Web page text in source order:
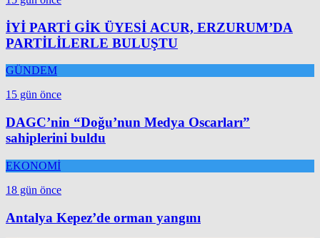
İYİ PARTİ GİK ÜYESİ ACUR, ERZURUM’DA
PARTİLİLERLE BULUŞTU
GÜNDEM
15 gün önce
DAGC’nin “Doğu’nun Medya Oscarları”
sahiplerini buldu
EKONOMİ
18 gün önce
Antalya Kepez’de orman yangını